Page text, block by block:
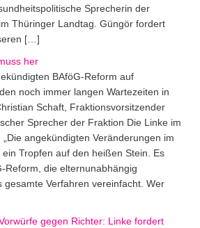
Sprecherin der
Thüringer Landtag. Güngör fordert
[…]
her
BAföG-Reform auf
noch immer langen Wartezeiten in
Schaft, Fraktionsvorsitzender
Sprecher der Fraktion Die Linke im
angekündigten Veränderungen im
ein Tropfen auf den heißen Stein. Es
Reform, die elternunabhängig
gesamte Verfahren vereinfacht. Wer
gegen Richter: Linke fordert